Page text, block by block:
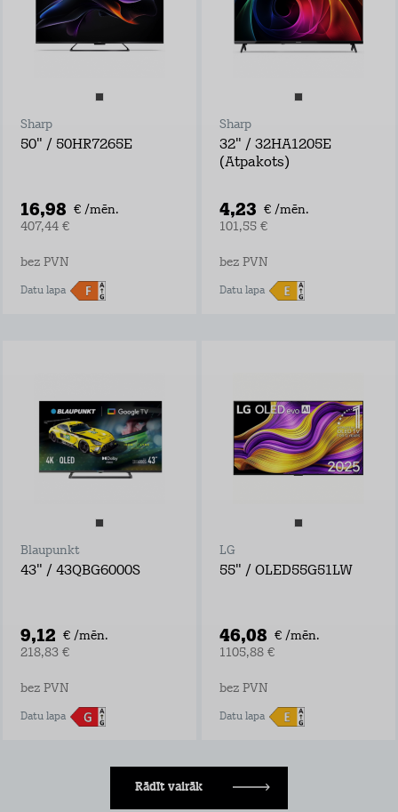
Sharp
50" / 50HR7265E
16,98 € /mēn.
407,44 €
bez PVN
Datu lapa
Sharp
32" / 32HA1205E
(Atpakots)
4,23 € /mēn.
101,55 €
bez PVN
Datu lapa
Blaupunkt
43" / 43QBG6000S
9,12 € /mēn.
218,83 €
bez PVN
Datu lapa
LG
55" / OLED55G51LW
46,08 € /mēn.
1105,88 €
bez PVN
Datu lapa
Rādīt vairāk